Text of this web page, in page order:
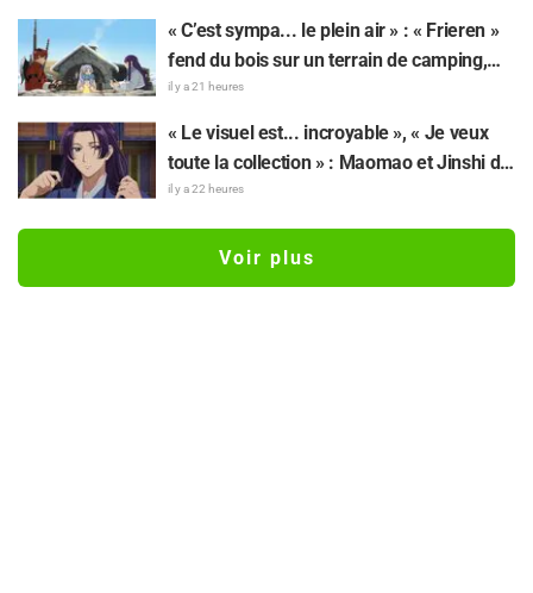
Blue Period » fait dire aux fans : « On dirait
qu'elle pourrait être à Geidai »
« C’est sympa... le plein air » : « Frieren »
fend du bois sur un terrain de camping,
cet univers surréaliste fait réagir : « Sa vie
est bien remplie tous les jours »
il y a 21 heures
« Le visuel est... incroyable », « Je veux
toute la collection » : Maomao et Jinshi de
« Les Carnets de l’Apothicaire : Le Film »
élaborées en tenue du film
il y a 22 heures
Voir plus